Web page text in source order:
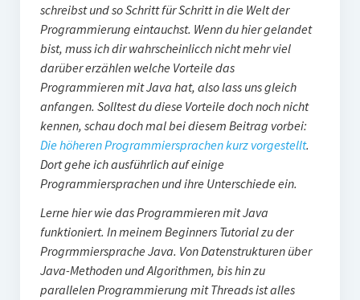
Tutorial: Programmierung mit Java
Newsletter
App entwickeln mit React Native – Tutorial
schreibst und so Schritt für Schritt in die Welt der
Programmierung eintauchst. Wenn du hier gelandet
bist, muss ich dir wahrscheinlicch nicht mehr viel
darüber erzählen welche Vorteile das
Programmieren mit Java hat, also lass uns gleich
anfangen. Solltest du diese Vorteile doch noch nicht
kennen, schau doch mal bei diesem Beitrag vorbei:
Die höheren Programmiersprachen kurz vorgestellt.
Dort gehe ich ausführlich auf einige
Programmiersprachen und ihre Unterschiede ein.
Lerne hier wie das Programmieren mit Java
funktioniert. In meinem Beginners Tutorial zu der
Progrmmiersprache Java. Von Datenstrukturen über
Java-Methoden und Algorithmen, bis hin zu
parallelen Programmierung mit Threads ist alles